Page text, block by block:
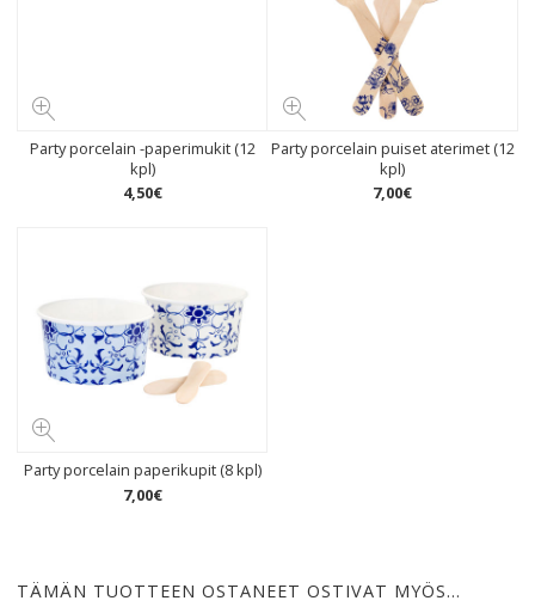
Party porcelain -paperimukit (12
kpl)
4,50€
Party porcelain puiset aterimet (12
kpl)
7,00€
Party porcelain paperikupit (8 kpl)
7,00€
TÄMÄN TUOTTEEN OSTANEET OSTIVAT MYÖS…